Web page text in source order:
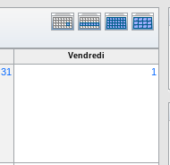
Vendredi
31 1